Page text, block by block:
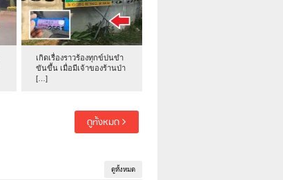
เกิดเรื่องราวร้องทุกข์ปนขำ
ขันขึ้น เมื่อมีเจ้าของร้านป่า
[…]
ดูทั้งหมด
ดูทั้งหมด